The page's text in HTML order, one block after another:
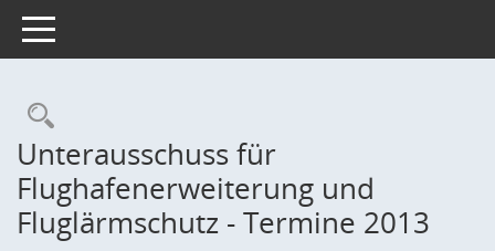
Toggle navigation
Rechercheauswahl
Unterausschuss für
Flughafenerweiterung und
Fluglärmschutz - Termine 2013